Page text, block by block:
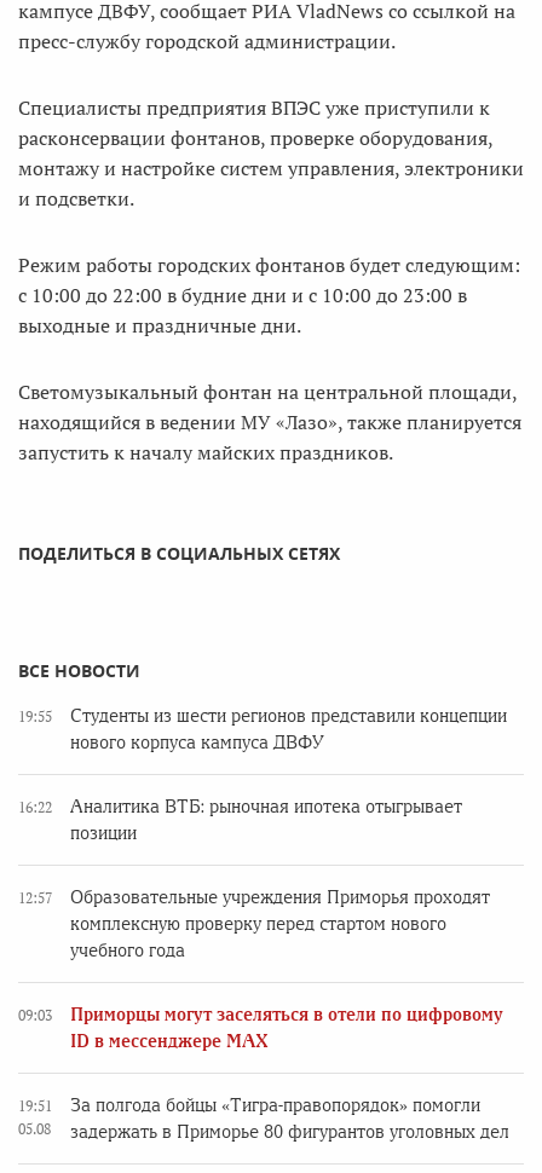
кампусе ДВФУ, сообщает РИА VladNews со ссылкой на
пресс-службу городской администрации.
Специалисты предприятия ВПЭС уже приступили к
расконсервации фонтанов, проверке оборудования,
монтажу и настройке систем управления, электроники
и подсветки.
Режим работы городских фонтанов будет следующим:
с 10:00 до 22:00 в будние дни и с 10:00 до 23:00 в
выходные и праздничные дни.
Светомузыкальный фонтан на центральной площади,
находящийся в ведении МУ «Лазо», также планируется
запустить к началу майских праздников.
ПОДЕЛИТЬСЯ В СОЦИАЛЬНЫХ СЕТЯХ
ВСЕ НОВОСТИ
19:55
Студенты из шести регионов представили концепции
нового корпуса кампуса ДВФУ
16:22
Аналитика ВТБ: рыночная ипотека отыгрывает
позиции
12:57
Образовательные учреждения Приморья проходят
комплексную проверку перед стартом нового
учебного года
09:03
Приморцы могут заселяться в отели по цифровому
ID в мессенджере MAX
19:51
05.08
За полгода бойцы «Тигра-правопорядок» помогли
задержать в Приморье 80 фигурантов уголовных дел